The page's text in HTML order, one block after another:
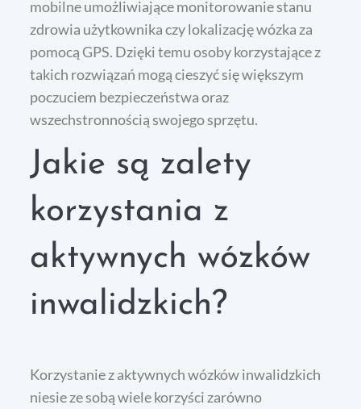
mobilne umożliwiające monitorowanie stanu
zdrowia użytkownika czy lokalizację wózka za
pomocą GPS. Dzięki temu osoby korzystające z
takich rozwiązań mogą cieszyć się większym
poczuciem bezpieczeństwa oraz
wszechstronnością swojego sprzętu.
Jakie są zalety
korzystania z
aktywnych wózków
inwalidzkich?
Korzystanie z aktywnych wózków inwalidzkich
niesie ze sobą wiele korzyści zarówno